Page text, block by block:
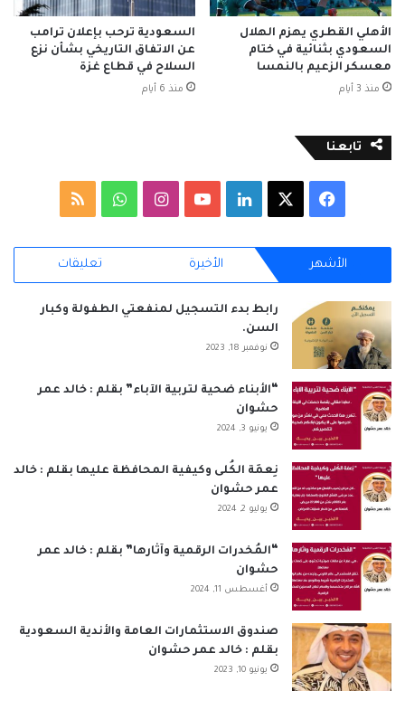
الأهلي القطري يهزم الهلال
السعودي بثنائية في ختام
معسكر الزعيم بالنمسا
منذ 3 أيام
السعودية ترحب بإعلان ترامب
عن الاتفاق التاريخي بشأن نزع
السلاح في قطاع غزة
منذ 6 أيام
تابعنا
فيسبوك لينكدإن‫YouTubeانستقرامواتسابملخص
RSS الأشهر الأخيرة تعليقات
رابط بدء التسجيل لمنفعتي الطفولة وكبار
السن.
نوفمبر 18, 2023
“الأبناء ضحية لتربية الآباء” بقلم : خالد عمر
حشوان
يونيو 3, 2024
نِعمَة الكُلى وكيفية المحافظة عليها بقلم : خالد
عمر حشوان
يوليو 2, 2024
“المُخدرات الرقمية وآثارها” بقلم : خالد عمر
حشوان
أغسطس 11, 2024
صندوق الاستثمارات العامة والأندية السعودية
بقلم : خالد عمر حشوان
يونيو 10, 2023